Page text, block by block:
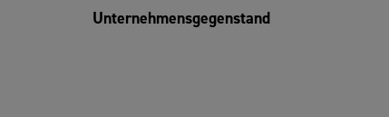
Unternehmensgegenstand